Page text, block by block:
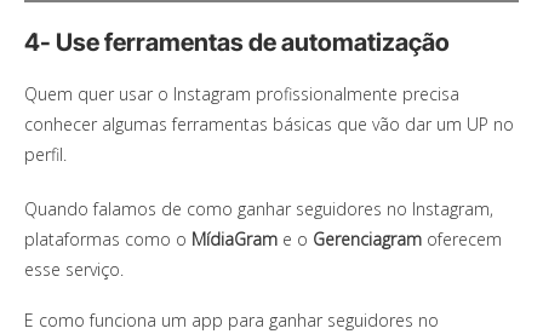
4- Use ferramentas de automatização
Quem quer usar o Instagram profissionalmente precisa
conhecer algumas ferramentas básicas que vão dar um UP no
perfil.
Quando falamos de como ganhar seguidores no Instagram,
plataformas como o MídiaGram e o Gerenciagram oferecem
esse serviço.
E como funciona um app para ganhar seguidores no